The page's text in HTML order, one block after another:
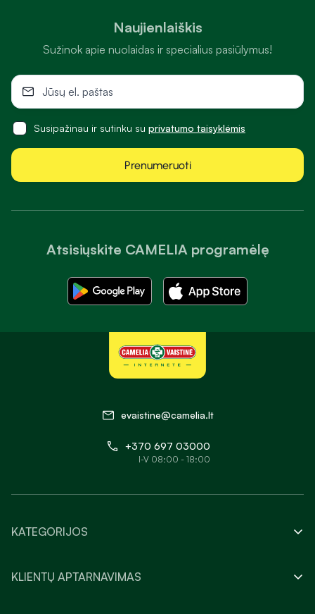
Atsisiųskite CAMELIA programėlę
Naujienlaiškis
Sužinok apie nuolaidas ir specialius pasiūlymus!
Susipažinau ir sutinku su privatumo taisyklėmis
Prenumeruoti
evaistine@camelia.lt
+370 697 03000
I-V 08:00 - 18:00
KATEGORIJOS
KLIENTŲ APTARNAVIMAS